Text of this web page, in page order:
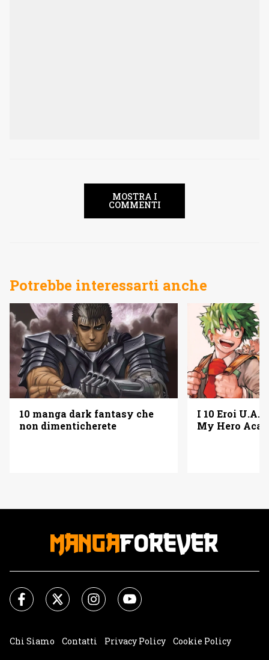
MOSTRA I
COMMENTI
Potrebbe interessarti anche
10 manga dark fantasy che
non dimenticherete
I 10 Eroi U.A.
My Hero
Chi Siamo Contatti Privacy Policy
Cookie Policy